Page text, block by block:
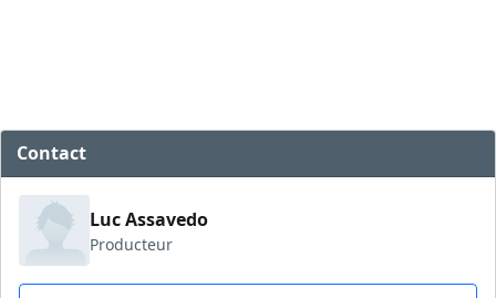
Contact
Luc Assavedo
Producteur